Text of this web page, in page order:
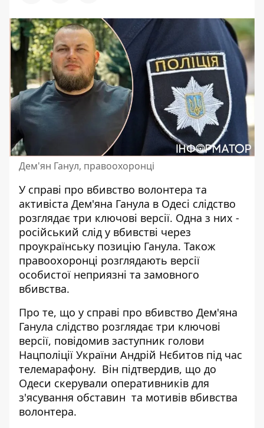
Дем'ян Ганул, правоохоронці
У справі про вбивство волонтера та
активіста Дем'яна Ганула в Одесі слідство
розглядає три ключові версії. Одна з них -
російський слід у вбивстві через
проукраїнську позицію Ганула. Також
правоохоронці розглядають версії
особистої неприязні та замовного
вбивства.
Про те, що у справі про вбивство Дем'яна
Ганула слідство розглядає три ключові
версії, повідомив заступник голови
Нацполіції України Андрій Нєбитов під час
телемарафону. Він підтвердив, що до
Одеси скерували оперативників для
з'ясування обставин та мотивів вбивства
волонтера.